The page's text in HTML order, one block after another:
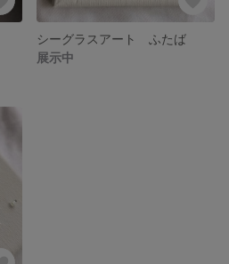
シーグラスアート ふたば
展示中